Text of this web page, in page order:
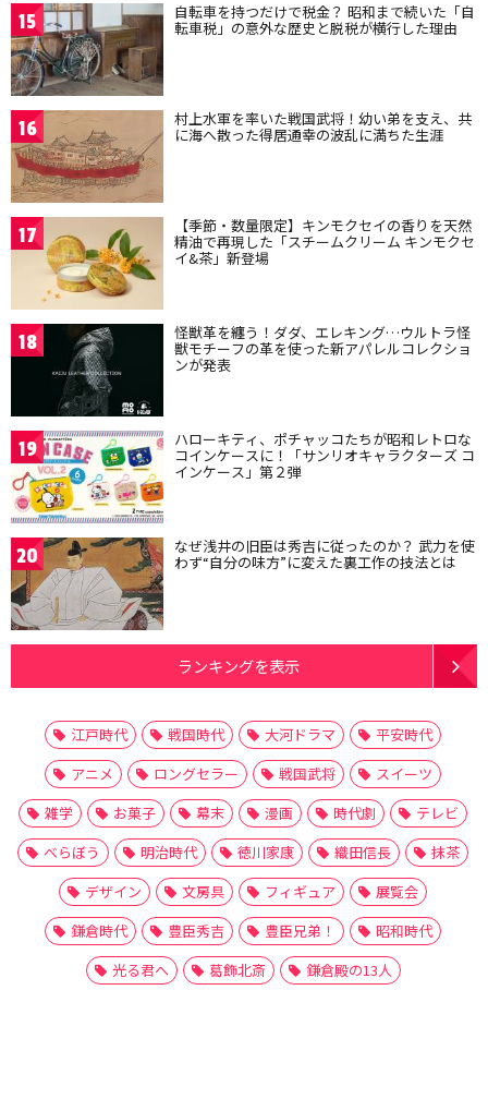
15 自転車を持つだけで税金？ 昭和まで続いた「自
転車税」の意外な歴史と脱税が横行した理由
16 村上水軍を率いた戦国武将！幼い弟を支え、共
に海へ散った得居通幸の波乱に満ちた生涯
17 【季節・数量限定】キンモクセイの香りを天然
精油で再現した「スチームクリーム キンモクセ
イ&茶」新登場
18 怪獣革を纏う！ダダ、エレキング…ウルトラ怪
獣モチーフの革を使った新アパレルコレクショ
ンが発表
19 ハローキティ、ポチャッコたちが昭和レトロな
コインケースに！「サンリオキャラクターズ コ
インケース」第２弾
20 なぜ浅井の旧臣は秀吉に従ったのか？ 武力を使
わず“自分の味方”に変えた裏工作の技法とは
ランキングを表示
江戸時代 戦国時代 大河ドラマ
平安時代
アニメ
ロングセラー 戦国武将
スイーツ
雑学
お菓子 幕末 漫画 時代劇
テレビ
べらぼう
明治時代 徳川家康 織田信長
抹茶
デザイン
文房具 フィギュア
展覧会
鎌倉時代
豊臣秀吉 豊臣兄弟！
昭和時代
光る君へ
葛飾北斎 鎌倉殿の13人